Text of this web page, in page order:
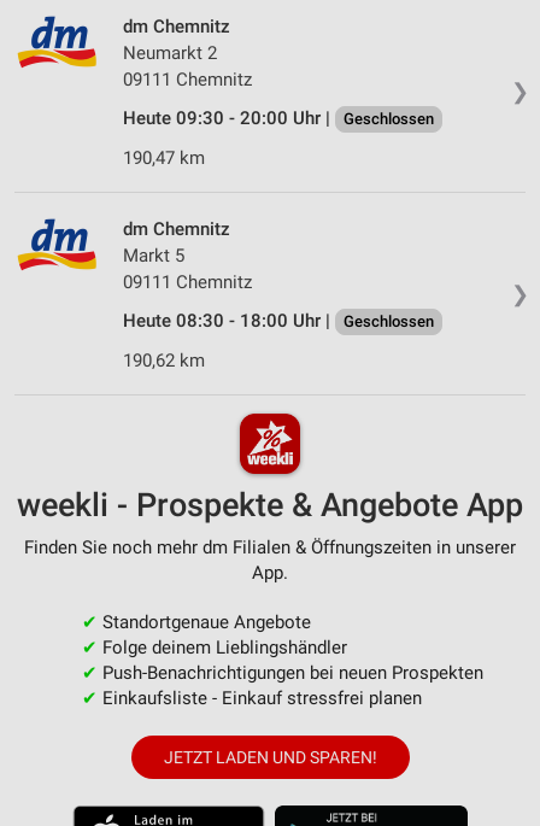
❯
dm Chemnitz
Neumarkt 2
09111 Chemnitz
Heute 09:30 - 20:00 Uhr |
Geschlossen
190,47 km
❯
dm Chemnitz
Markt 5
09111 Chemnitz
Heute 08:30 - 18:00 Uhr |
Geschlossen
190,62 km
weekli - Prospekte & Angebote App
Finden Sie noch mehr dm Filialen & Öffnungszeiten in unserer
App.
✔ Standortgenaue Angebote
✔ Folge deinem Lieblingshändler
✔ Push-Benachrichtigungen bei neuen Prospekten
✔ Einkaufsliste - Einkauf stressfrei planen
JETZT LADEN UND SPAREN!